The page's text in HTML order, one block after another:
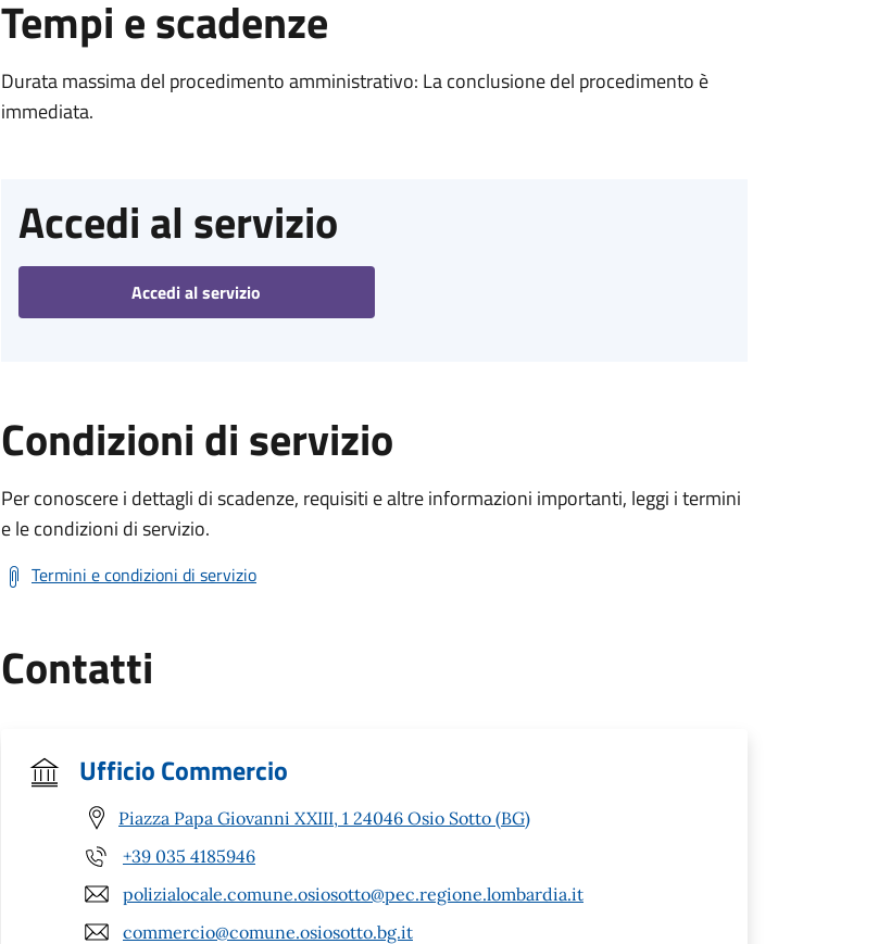
Tempi e scadenze
Durata massima del procedimento amministrativo: La conclusione del procedimento è
immediata.
Accedi al servizio
Accedi al servizio
Condizioni di servizio
Per conoscere i dettagli di scadenze, requisiti e altre informazioni importanti, leggi i termini
e le condizioni di servizio.
Termini e condizioni di servizio
Contatti
Ufficio Commercio
Piazza Papa Giovanni XXIII, 1 24046 Osio Sotto (BG)
+39 035 4185946
polizialocale.comune.osiosotto@pec.regione.lombardia.it
commercio@comune.osiosotto.bg.it